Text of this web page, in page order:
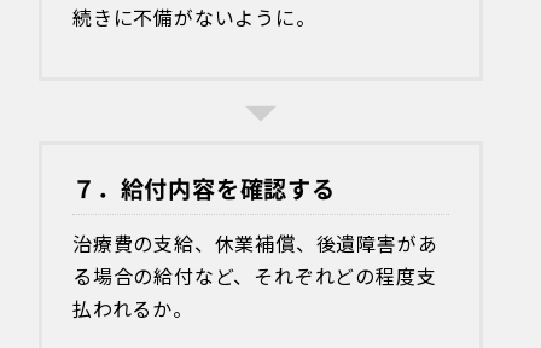
続きに不備がないように。
７．給付内容を確認する
治療費の支給、休業補償、後遺障害があ
る場合の給付など、それぞれどの程度支
払われるか。